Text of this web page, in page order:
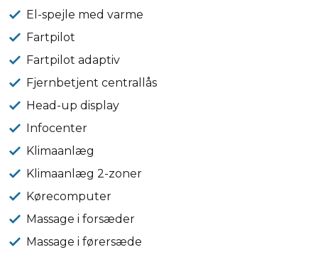
El-spejle med varme
Fartpilot
Fartpilot adaptiv
Fjernbetjent centrallås
Head-up display
Infocenter
Klimaanlæg
Klimaanlæg 2-zoner
Kørecomputer
Massage i forsæder
Massage i førersæde